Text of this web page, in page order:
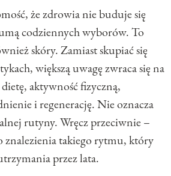
że zdrowia nie buduje się
codziennych wyborów. To
skóry. Zamiast skupiać się
większą uwagę zwraca się na
dietę, aktywność fizyczną,
i regenerację. Nie oznacza
rutyny. Wręcz przeciwnie –
znalezienia takiego rytmu, który
przez lata.